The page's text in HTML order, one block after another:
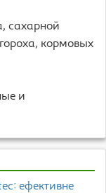
сахарной
кормовых
и
ефективне